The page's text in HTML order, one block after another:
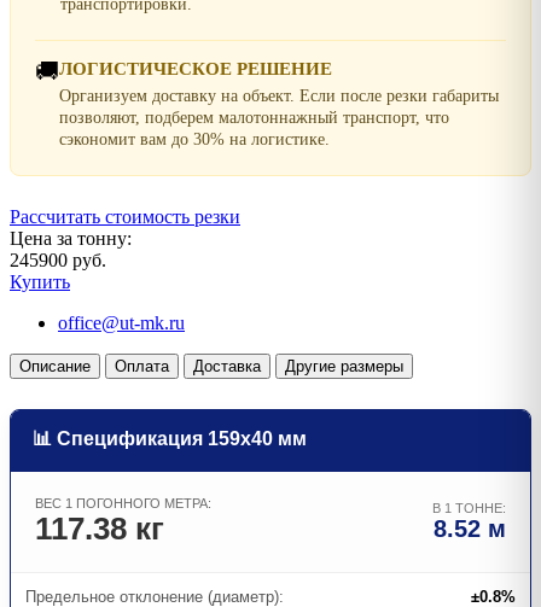
транспортировки.
🚚ЛОГИСТИЧЕСКОЕ РЕШЕНИЕ
Организуем доставку на объект. Если после резки габариты
позволяют, подберем малотоннажный транспорт, что
сэкономит вам до 30% на логистике.
Рассчитать стоимость резки
Цена за тонну:
245900 руб.
Купить
office@ut-mk.ru
Описание Оплата Доставка Другие размеры
📊 Спецификация 159х40 мм
ВЕС 1 ПОГОННОГО МЕТРА:
117.38 кг
В 1 ТОННЕ:
8.52 м
Предельное отклонение (диаметр): ±0.8%